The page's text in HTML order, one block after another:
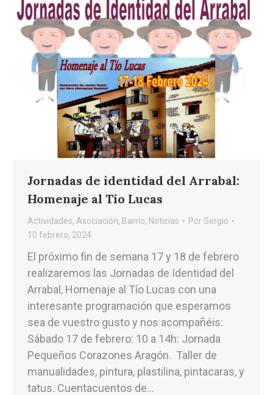
Jornadas de identidad del Arrabal:
Homenaje al Tío Lucas
Actividades, Asociación, Barrio, Noticias PorSergio
10 febrero, 2024
El próximo fin de semana 17 y 18 de febrero
realizaremos las Jornadas de Identidad del
Arrabal, Homenaje al Tío Lucas con una
interesante programación que esperamos
sea de vuestro gusto y nos acompañéis:
Sábado 17 de febrero: 10 a 14h: Jornada
Pequeños Corazones Aragón. Taller de
manualidades, pintura, plastilina, pintacaras, y
tatus. Cuentacuentos de…